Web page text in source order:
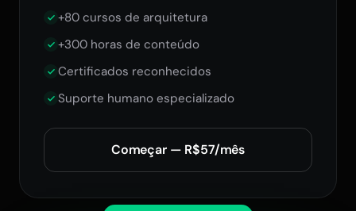
+80 cursos de arquitetura
+300 horas de conteúdo
Certificados reconhecidos
Suporte humano especializado
Começar — R$57/mês